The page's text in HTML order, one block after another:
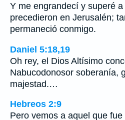
Y me engrandecí y superé
precedieron en Jerusalén;
permaneció conmigo.
Daniel 5:18,19
Oh rey, el Dios Altísimo
Nabucodonosor soberanía,
majestad.…
Hebreos 2:9
Pero vemos a aquel que